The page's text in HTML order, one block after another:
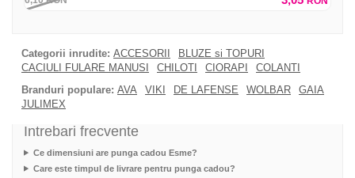
Categorii inrudite: ACCESORII
BLUZE si TOPURI
CACIULI FULARE MANUSI
CHILOTI CIORAPI
COLANTI
Branduri populare: AVA VIKI DE LAFENSE WOLBAR
GAIA
JULIMEX
Intrebari frecvente
Ce dimensiuni are punga cadou Esme?
Care este timpul de livrare pentru punga cadou?